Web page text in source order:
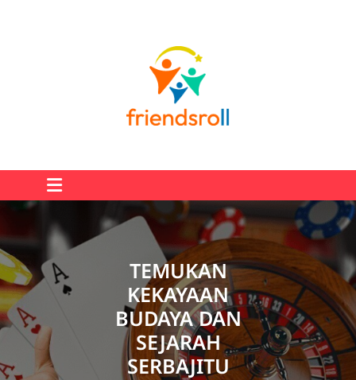
TEMUKAN
KEKAYAAN
BUDAYA DAN
SEJARAH
SERBAJITU